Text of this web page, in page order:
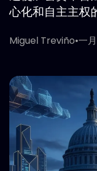
心化和自主主权
Miguel Treviño•一